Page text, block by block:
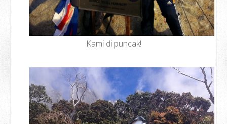
Kami di puncak!